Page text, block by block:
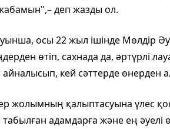
деп жазды ол.
осы 22 жыл ішінде Мөлдір
өтіп, сахнада да, әртүрлі
кей сәттерде өнерден
жолымның қалыптасуына үлес
адамдарға және ең әуелі